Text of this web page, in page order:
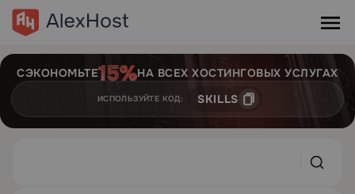
СЭКОНОМЬТЕ НА ВСЕХ ХОСТИНГОВЫХ УСЛУГАХ
ИСПОЛЬЗУЙТЕ КОД: SKILLS